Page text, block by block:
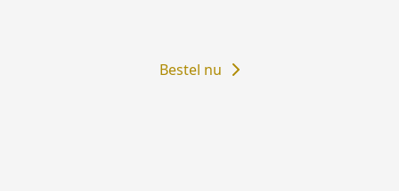
Bestel nu